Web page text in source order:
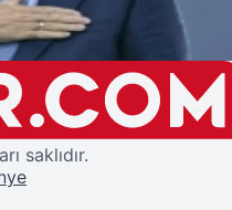
saklıdır.